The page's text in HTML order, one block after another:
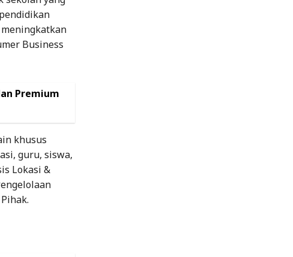
Business
Premium
khusus
guru, siswa,
Lokasi &